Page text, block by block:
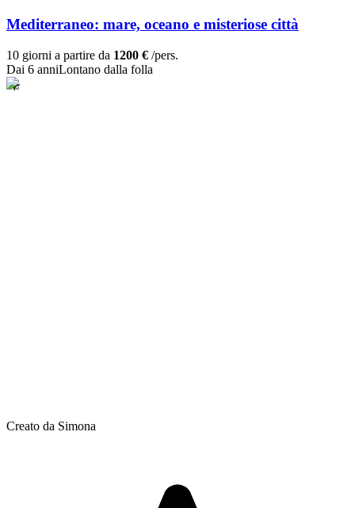
Mediterraneo: mare, oceano e misteriose città
10 giorni a partire da 1200 € /pers.
Dai 6 anniLontano dalla folla
Creato da Simona